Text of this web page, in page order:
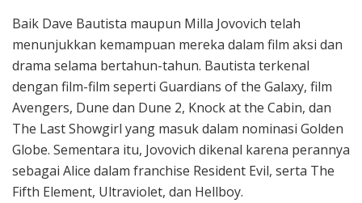
Baik Dave Bautista maupun Milla Jovovich telah
menunjukkan kemampuan mereka dalam film aksi dan
drama selama bertahun-tahun. Bautista terkenal
dengan film-film seperti Guardians of the Galaxy, film
Avengers, Dune dan Dune 2, Knock at the Cabin, dan
The Last Showgirl yang masuk dalam nominasi Golden
Globe. Sementara itu, Jovovich dikenal karena perannya
sebagai Alice dalam franchise Resident Evil, serta The
Fifth Element, Ultraviolet, dan Hellboy.